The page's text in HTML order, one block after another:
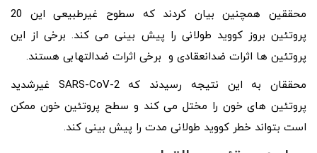
محققین همچنین بیان کردند که سطوح غیرطبیعی این 20
پروتئین بروز کووید طولانی را پیش بینی می کند. برخی از این
پروتئین ها اثرات ضدانعقادی و برخی اثرات ضدالتهابی هستند.
محققان به این نتیجه رسیدند که SARS-CoV-2 غیرشدید
پروتئین های خون را مختل می کند و سطح پروتئین خون ممکن
است بتواند خطر کووید طولانی مدت را پیش بینی کند.